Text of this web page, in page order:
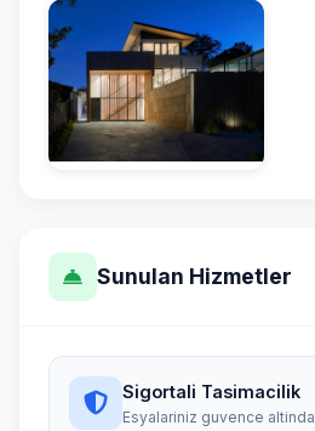
Sunulan Hizmetler
Sigortali Tasimacilik
Esyalariniz guvence altinda